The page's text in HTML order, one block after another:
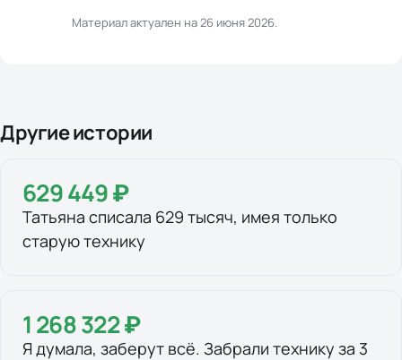
Материал актуален на 26 июня 2026
Другие истории
629 449 ₽
Татьяна списала 629 тысяч, имея только
старую технику
1 268 322 ₽
Я думала, заберут всё. Забрали технику за 3